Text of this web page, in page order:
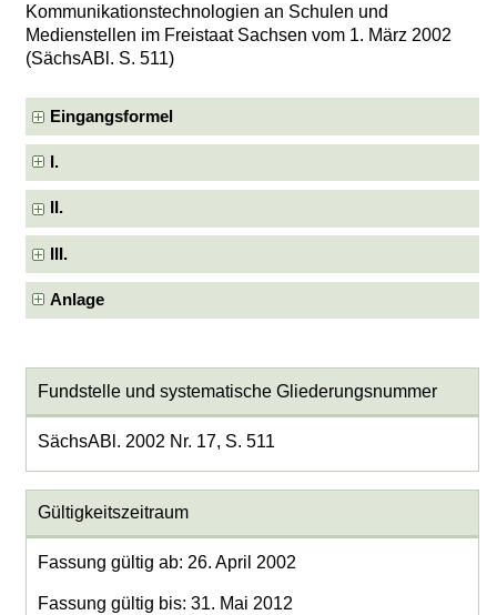
Kommunikationstechnologien an Schulen und
Medienstellen im Freistaat Sachsen vom 1. März 2002
(SächsABl. S. 511)
Eingangsformel
I.
II.
III.
Anlage
Fundstelle und systematische Gliederungsnummer
SächsABl. 2002 Nr. 17, S. 511
Gültigkeitszeitraum
Fassung gültig ab: 26. April 2002
Fassung gültig bis: 31. Mai 2012